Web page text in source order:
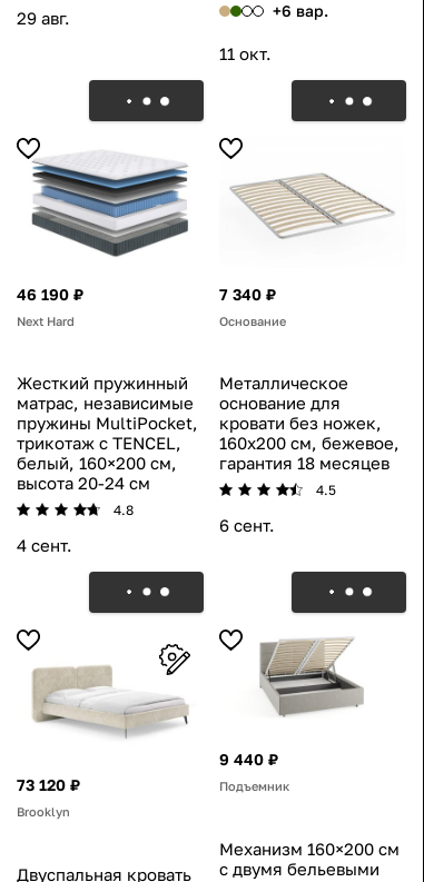
29 авг. +6 вар.
11 окт.
46 190 ₽
Next Hard
Жесткий пружинный
матрас, независимые
пружины MultiPocket,
трикотаж с TENCEL,
белый, 160×200 см,
высота 20-24 см
4.8
4 сент.
7 340 ₽
Основание
Металлическое
основание для
кровати без ножек,
160х200 см, бежевое,
гарантия 18 месяцев
4.5
6 сент.
73 120 ₽
Brooklyn
Двуспальная кровать
9 440 ₽
Подъемник
Механизм 160×200 см
с двумя бельевыми